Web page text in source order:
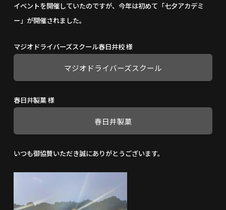
イベントを開催していたのですが、今年は初めて「七夕アカデミ
ー」が開催されました。
マジオドライバーズスクール春日井校 様
マジオドライバーズスクール
春日井製菓 様
春日井製菓
いつも御協賛いただき誠にありがとうございます。